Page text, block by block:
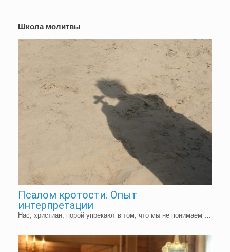
Школа молитвы
Псалом кротости. Опыт
интерпретации
Нас, христиан, порой упрекают в том, что мы не понимаем …